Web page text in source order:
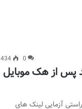
0
434
پس از هک موبایل
آزمایی لینک های